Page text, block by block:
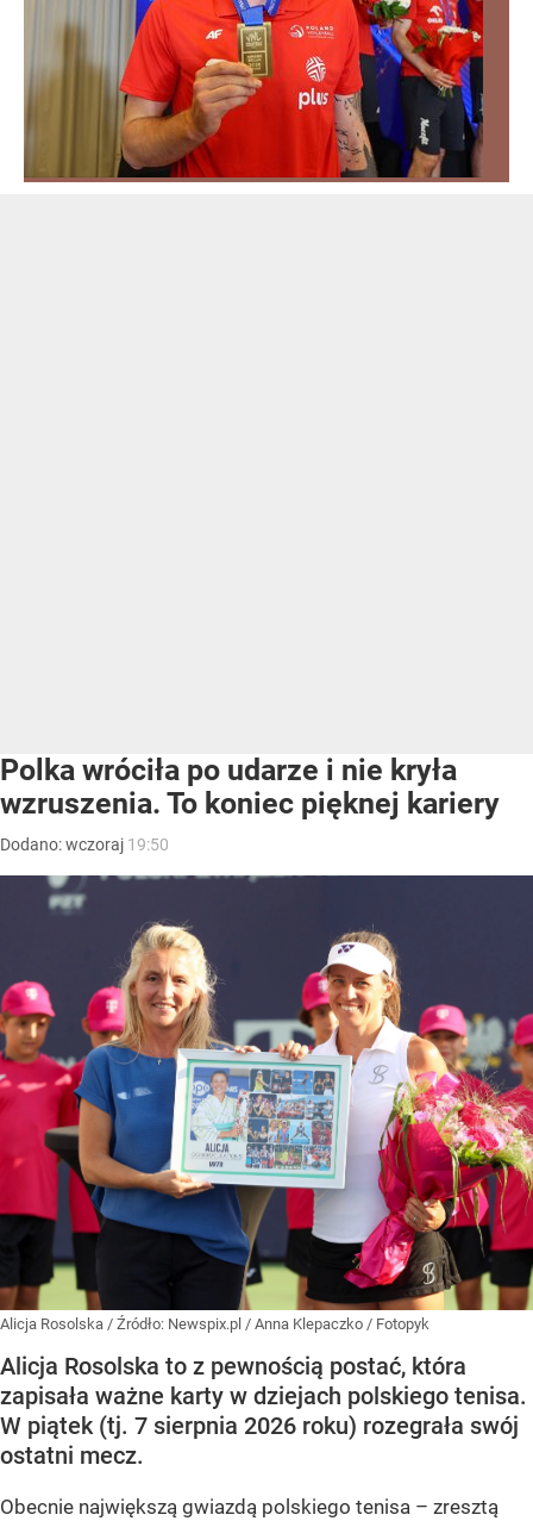
Polka wróciła po udarze i nie kryła
wzruszenia. To koniec pięknej kariery
Dodano:wczoraj 19:50
Alicja Rosolska / Źródło: Newspix.pl / Anna Klepaczko / Fotopyk
Alicja Rosolska to z pewnością postać, która
zapisała ważne karty w dziejach polskiego tenisa.
W piątek (tj. 7 sierpnia 2026 roku) rozegrała swój
ostatni mecz.
Obecnie największą gwiazdą polskiego tenisa – zresztą